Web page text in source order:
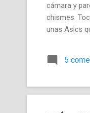
cámara y
chismes.
unas Asics
pasa), de
mienten,
5